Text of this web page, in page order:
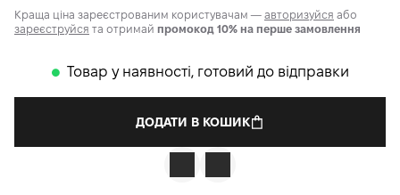
Краща ціна зареєстрованим користувачам — авторизуйся або
зареєструйся та отримай промокод 10% на перше замовлення
𒊹 Товар у наявності, готовий до відправки
ДОДАТИ В КОШИК